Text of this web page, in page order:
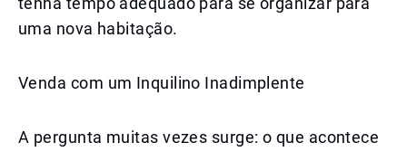
uma nova habitação.
Venda com um Inquilino Inadimplente
A pergunta muitas vezes surge: o que acontece